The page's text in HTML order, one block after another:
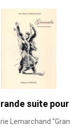
suite
Lemarchand